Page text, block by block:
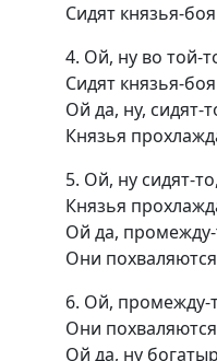
Сидят князья-
4. Ой, ну во той-
Сидят князья-
Ой да, ну, сидят-
Князья
5. Ой, ну сидят-
Князья
Ой да,
Они
6. Ой, промежду-
Они
Ой да, ну